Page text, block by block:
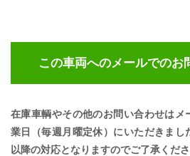
この車両へのメールでのお
在庫車輌やその他のお問い合わせはメ
業日（毎週月曜定休）にいただきまし
以降の対応となりますのでご了承くださ